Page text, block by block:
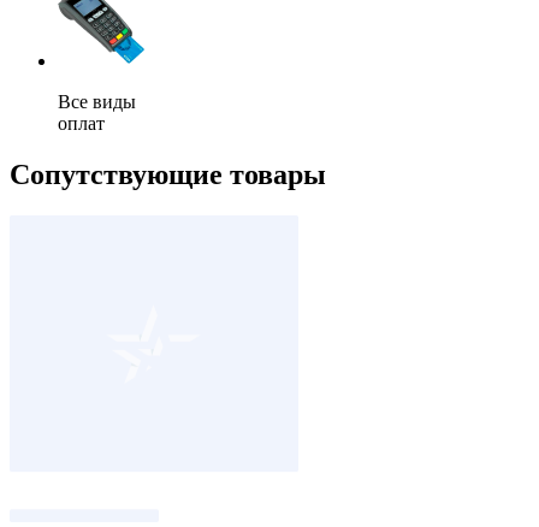
Все виды
оплат
Сопутствующие товары